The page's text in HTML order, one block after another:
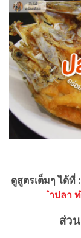
ดูสูตรเต็มๆ ได้ที่ :
ำปลา
ส่ว